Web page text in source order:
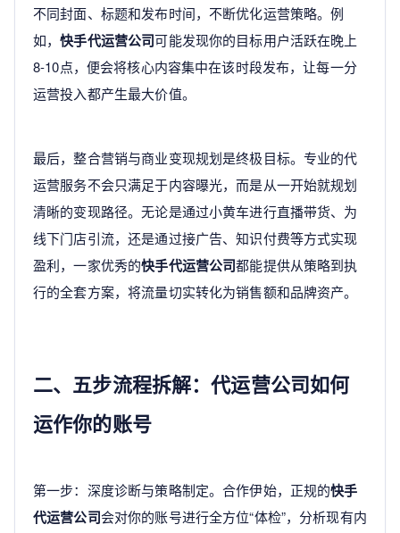
不同封面、标题和发布时间，不断优化运营策略。例
如，快手代运营公司可能发现你的目标用户活跃在晚上
8-10点，便会将核心内容集中在该时段发布，让每一分
运营投入都产生最大价值。
最后，整合营销与商业变现规划是终极目标。专业的代
运营服务不会只满足于内容曝光，而是从一开始就规划
清晰的变现路径。无论是通过小黄车进行直播带货、为
线下门店引流，还是通过接广告、知识付费等方式实现
盈利，一家优秀的快手代运营公司都能提供从策略到执
行的全套方案，将流量切实转化为销售额和品牌资产。
二、五步流程拆解：代运营公司如何
运作你的账号
第一步：深度诊断与策略制定。合作伊始，正规的快手
代运营公司会对你的账号进行全方位“体检”，分析现有内